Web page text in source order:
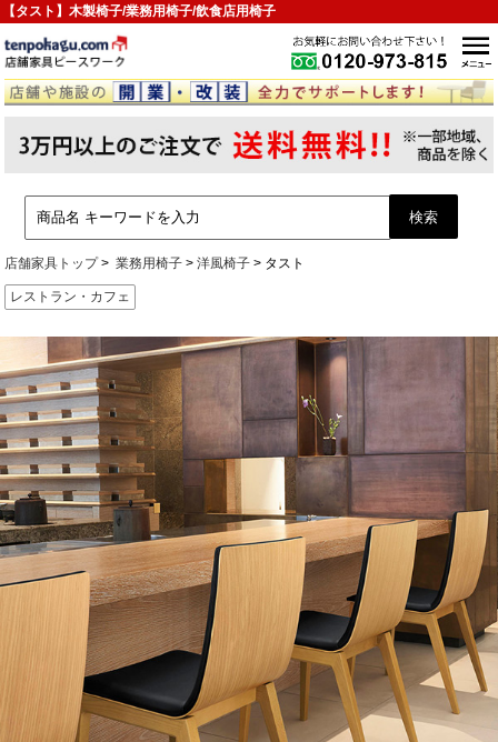
【タスト】木製椅子/業務用椅子/飲食店用椅子
店舗家具トップ 業務用椅子 洋風椅子 タスト
レストラン・カフェ